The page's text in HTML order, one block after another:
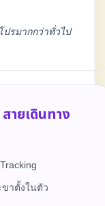
ปรมากกว่าทั่วไป
ายเดินทาง
ขาตั้งในตัว